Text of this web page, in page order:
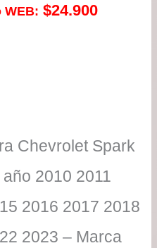
WEB: $24.900
Chevrolet Spark
2010 2011
2016 2017 2018
2023 – Marca